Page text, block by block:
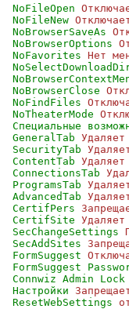
NoFileOpen
NoFileNew
NoBrowserSaveAs
NoBrowserOptions
NoFavorites Нет
NoBrowserClose
NoFindFiles
NoTheaterMode
Специальные
GeneralTab
SecurityTab
ContentTab
ConnectionsTab
ProgramsTab
AdvancedTab
CertifPers
CertifSite
SecChangeSettings
SecAddSites
FormSuggest
FormSuggest
Connwiz Admin Lock
Настройки
ResetWebSettings